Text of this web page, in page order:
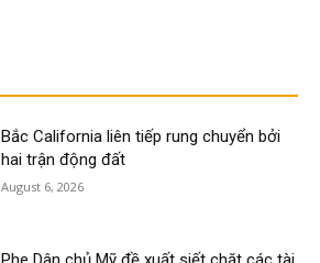
Bắc California liên tiếp rung chuyển bởi
hai trận động đất
August 6, 2026